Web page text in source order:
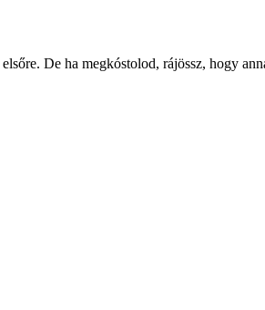
De ha megkóstolod, rájössz, hogy